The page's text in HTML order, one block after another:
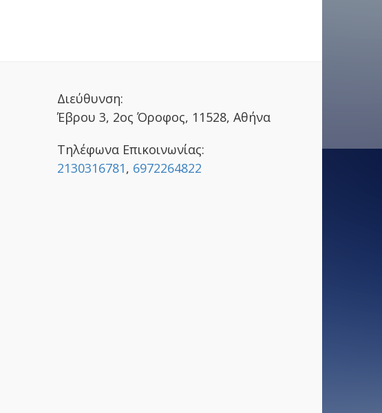
Διεύθυνση:
Έβρου 3, 2ος Όροφος, 11528, Αθήνα
Τηλέφωνα Επικοινωνίας:
2130316781, 6972264822